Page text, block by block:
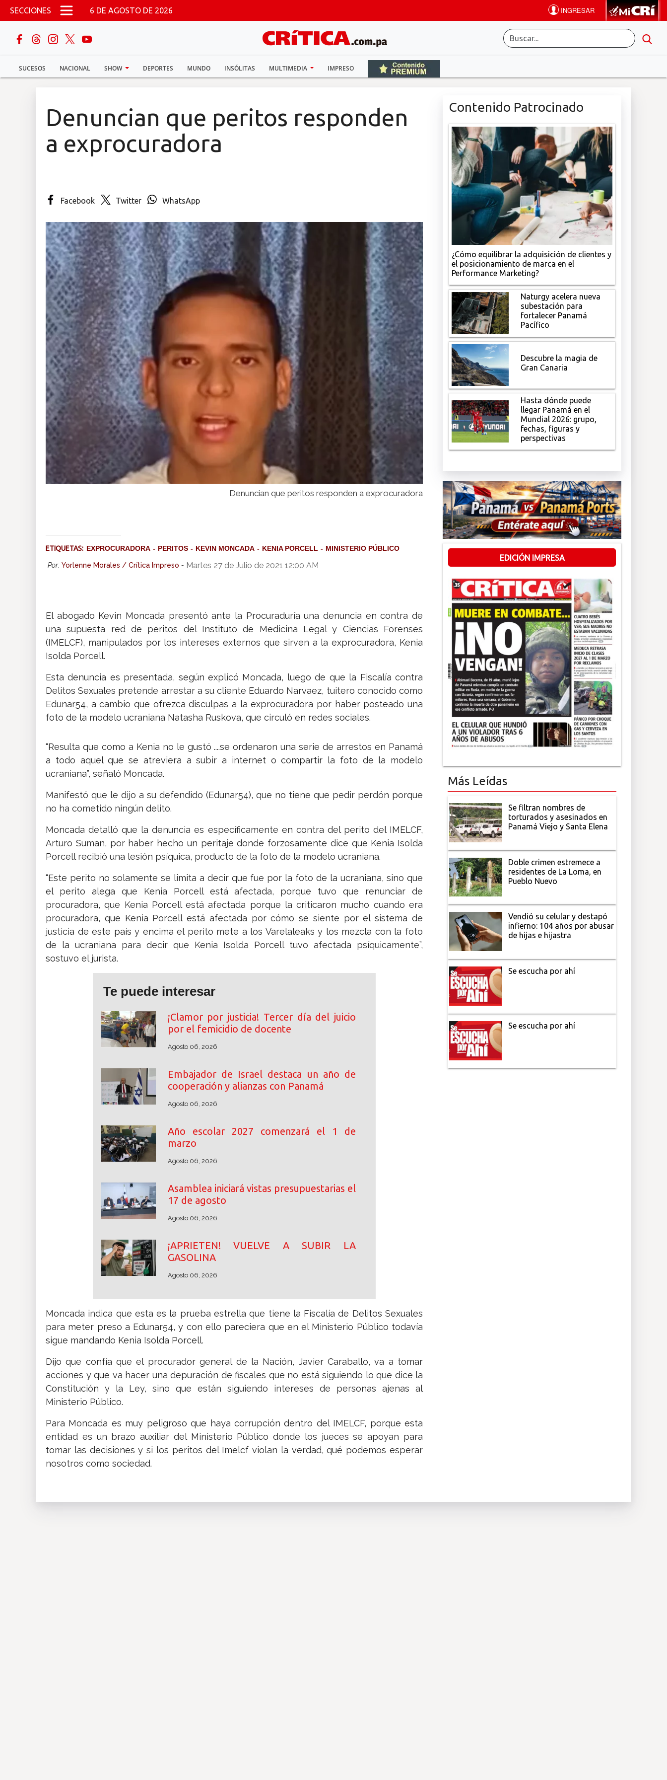
Pasar al contenido principal
SECCIONES 6 DE AGOSTO DE 2026
SUCESOS NACIONAL SHOW DEPORTES MUNDO INSÓLITAS MULTIMEDIA IMPRESO
buscar
Sucesos
Multimedia
Denuncian que peritos responden
a exprocuradora
Facebook Twitter WhatsApp
Denuncian que peritos responden a exprocuradora
ETIQUETAS: EXPROCURADORA PERITOS KEVIN MONCADA KENIA PORCELL MINISTERIO PÚBLICO
Por: Yorlenne Morales / Crítica Impreso - Martes 27 de Julio de 2021 12:00 AM
El abogado Kevin Moncada presentó ante la Procuraduría una denuncia en contra de
una supuesta red de peritos del Instituto de Medicina Legal y Ciencias Forenses
(IMELCF), manipulados por los intereses externos que sirven a la exprocuradora, Kenia
Isolda Porcell.
Esta denuncia es presentada, según explicó Moncada, luego de que la Fiscalía contra
Delitos Sexuales pretende arrestar a su cliente Eduardo Narvaez, tuitero conocido como
Edunar54, a cambio que ofrezca disculpas a la exprocuradora por haber posteado una
foto de la modelo ucraniana Natasha Ruskova, que circuló en redes sociales.
“Resulta que como a Kenia no le gustó ....se ordenaron una serie de arrestos en Panamá
a todo aquel que se atreviera a subir a internet o compartir la foto de la modelo
ucraniana”, señaló Moncada.
Manifestó que le dijo a su defendido (Edunar54), que no tiene que pedir perdón porque
no ha cometido ningún delito.
Moncada detalló que la denuncia es específicamente en contra del perito del IMELCF,
Arturo Suman, por haber hecho un peritaje donde forzosamente dice que Kenia Isolda
Porcell recibió una lesión psíquica, producto de la foto de la modelo ucraniana.
“Este perito no solamente se limita a decir que fue por la foto de la ucraniana, sino que
el perito alega que Kenia Porcell está afectada, porque tuvo que renunciar de
procuradora, que Kenia Porcell está afectada porque la criticaron mucho cuando era
procuradora, que Kenia Porcell está afectada por cómo se siente por el sistema de
justicia de este país y encima el perito mete a los Varelaleaks y los mezcla con la foto
de la ucraniana para decir que Kenia Isolda Porcell tuvo afectada psíquicamente”,
sostuvo el jurista.
Te puede interesar
¡Clamor por justicia! Tercer día del juicio
por el femicidio de docente
Agosto 06, 2026
Embajador de Israel destaca un año de
cooperación y alianzas con Panamá
Agosto 06, 2026
Año escolar 2027 comenzará el 1 de
marzo
Agosto 06, 2026
Asamblea iniciará vistas presupuestarias el
17 de agosto
Agosto 06, 2026
¡APRIETEN! VUELVE A SUBIR LA
GASOLINA
Agosto 06, 2026
Moncada indica que esta es la prueba estrella que tiene la Fiscalía de Delitos Sexuales
para meter preso a Edunar54, y con ello pareciera que en el Ministerio Público todavía
sigue mandando Kenia Isolda Porcell.
Dijo que confía que el procurador general de la Nación, Javier Caraballo, va a tomar
acciones y que va hacer una depuración de fiscales que no está siguiendo lo que dice la
Constitución y la Ley, sino que están siguiendo intereses de personas ajenas al
Ministerio Público.
Para Moncada es muy peligroso que haya corrupción dentro del IMELCF, porque esta
entidad es un brazo auxiliar del Ministerio Público donde los jueces se apoyan para
tomar las decisiones y si los peritos del Imelcf violan la verdad, qué podemos esperar
nosotros como sociedad.
Contenido Patrocinado
¿Cómo equilibrar la adquisición de clientes y
el posicionamiento de marca en el
Performance Marketing?
Naturgy acelera nueva
subestación para
fortalecer Panamá
Pacífico
Descubre la magia de
Gran Canaria
Hasta dónde puede
llegar Panamá en el
Mundial 2026: grupo,
fechas, figuras y
perspectivas
EDICIÓN IMPRESA
Más Leídas
Se filtran nombres de
torturados y asesinados en
Panamá Viejo y Santa Elena
Doble crimen estremece a
residentes de La Loma, en
Pueblo Nuevo
Vendió su celular y destapó
infierno: 104 años por abusar
de hijas e hijastra
Se escucha por ahí
Se escucha por ahí